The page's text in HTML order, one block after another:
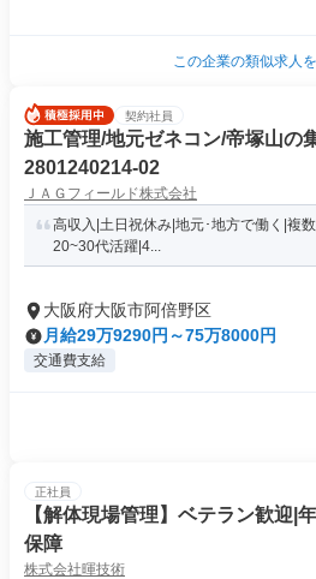
この企業の類似求人
契約社員
施工管理/地元ゼネコン/帝塚山の
2801240214-02
ＪＡＧフィールド株式会社
高収入|土日祝休み|地元･地方で働く|複
20~30代活躍|4...
大阪府大阪市阿倍野区
月給29万9290円～75万8000円
交通費支給
正社員
【解体現場管理】ベテラン歓迎|
保障
株式会社暉技術